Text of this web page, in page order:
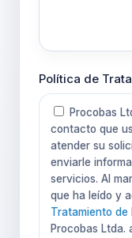
Política de
Procobas
contacto que
atender su
enviarle
servicios. Al
que ha leído y
Tratamiento de
Procobas